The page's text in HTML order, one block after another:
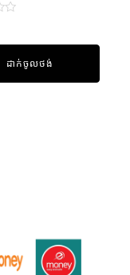
ដាក់ចូលថង់